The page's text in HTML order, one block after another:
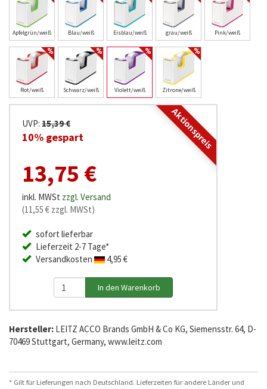
Apfelgrün/weiß Blau/weiß Eisblau/weiß grau/weiß Pink/weiß
Rot/weiß Schwarz/weiß Violett/weiß Zitrone/weiß
Aktionspreis
UVP: 15,39 €
10% gespart
13,75 €
inkl. MWSt zzgl. Versand
(11,55 € zzgl. MWSt)
sofort lieferbar
Lieferzeit 2-7 Tage*
Versandkosten
4,95 €
Hersteller: LEITZ ACCO Brands GmbH & Co KG, Siemensstr. 64, D-
70469 Stuttgart, Germany, www.leitz.com
* Gilt für Lieferungen nach Deutschland. Lieferzeiten für andere Länder und